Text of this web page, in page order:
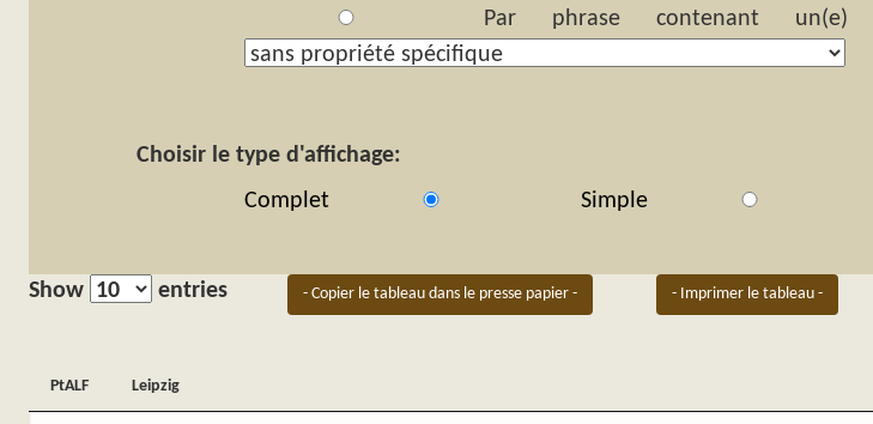
Par phrase contenant un(e)
Choisir le type d'affichage:
Complet
Simple
Show entries - Copier le tableau dans le presse papier - - Imprimer le tableau -
PtALF Leipzig